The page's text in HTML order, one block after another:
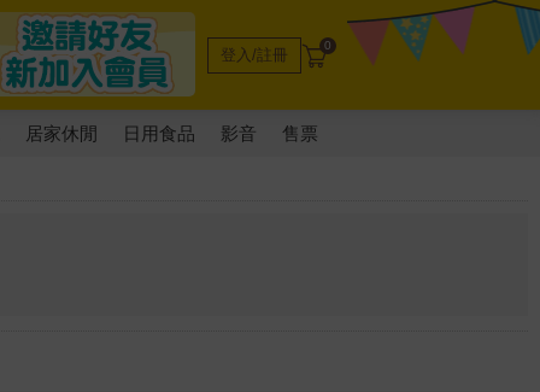
登入/註冊 0
居家休閒 日用食品 影音 售票